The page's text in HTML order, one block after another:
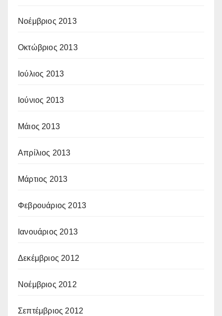
Νοέμβριος 2013
Οκτώβριος 2013
Ιούλιος 2013
Ιούνιος 2013
Μάιος 2013
Απρίλιος 2013
Μάρτιος 2013
Φεβρουάριος 2013
Ιανουάριος 2013
Δεκέμβριος 2012
Νοέμβριος 2012
Σεπτέμβριος 2012